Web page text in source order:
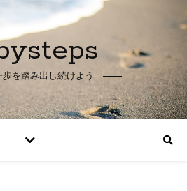
を踏み出し続けよう